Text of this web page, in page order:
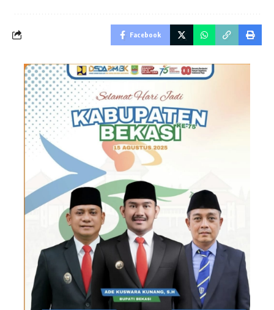
Facebook